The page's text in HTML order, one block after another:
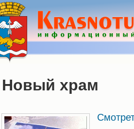
Новый храм